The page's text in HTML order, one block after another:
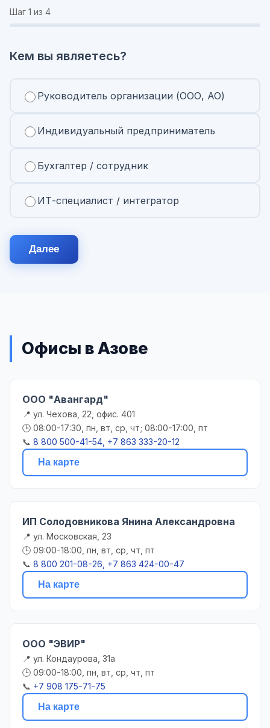
Шаг 1 из 4
Кем вы являетесь?
Руководитель организации (ООО, АО)
Индивидуальный предприниматель
Бухгалтер / сотрудник
ИТ-специалист / интегратор
Далее
Офисы в Азове
ООО "Авангард"
📍 ул. Чехова, 22, офис. 401
🕒 08:00-17:30, пн, вт, ср, чт; 08:00-17:00, пт
📞 8 800 500-41-54, +7 863 333-20-12
На карте
ИП Солодовникова Янина Александровна
📍 ул. Московская, 23
🕒 09:00-18:00, пн, вт, ср, чт, пт
📞 8 800 201-08-26, +7 863 424-00-47
На карте
ООО "ЭВИР"
📍 ул. Кондаурова, 31а
🕒 09:00-18:00, пн, вт, ср, чт, пт
📞 +7 908 175-71-75
На карте